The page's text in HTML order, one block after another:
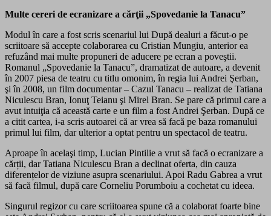
Multe cereri de ecranizare a cărţii „Spovedanie la Tanacu”
Modul în care a fost scris scenariul lui După dealuri a făcut-o pe
scriitoare să accepte colaborarea cu Cristian Mungiu, anterior ea
refuzând mai multe propuneri de aducere pe ecran a poveştii.
Romanul „Spovedanie la Tanacu”, dramatizat de autoare, a devenit
în 2007 piesa de teatru cu titlu omonim, în regia lui Andrei Şerban,
şi în 2008, un film documentar – Cazul Tanacu – realizat de Tatiana
Niculescu Bran, Ionuţ Teianu şi Mirel Bran. Se pare că primul care a
avut intuiţia că această carte e un film a fost Andrei Şerban. După ce
a citit cartea, i-a scris autoarei că ar vrea să facă pe baza romanului
primul lui film, dar ulterior a optat pentru un spectacol de teatru.
Aproape în acelaşi timp, Lucian Pintilie a vrut să facă o ecranizare a
cărții, dar Tatiana Niculescu Bran a declinat oferta, din cauza
diferențelor de viziune asupra scenariului. Apoi Radu Gabrea a vrut
să facă filmul, după care Corneliu Porumboiu a cochetat cu ideea.
Singurul regizor cu care scriitoarea spune că a colaborat foarte bine